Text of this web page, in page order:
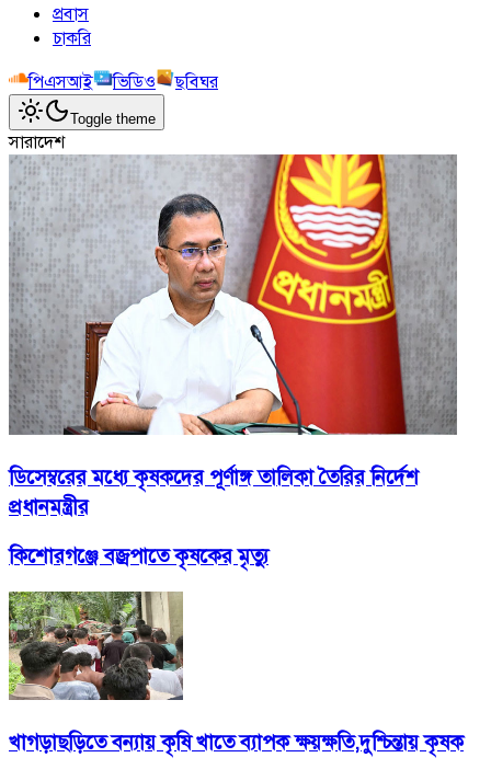
প্রবাস
চাকরি
পিএসআই
ভিডিও ছবিঘর
Toggle theme
সারাদেশ
ডিসেম্বরের মধ্যে কৃষকদের পূর্ণাঙ্গ তালিকা তৈরির নির্দেশ
প্রধানমন্ত্রীর
কিশোরগঞ্জে বজ্রপাতে কৃষকের মৃত্যু
খাগড়াছ‌ড়ি‌তে বন‌্যায় কৃষি খাতে ব্যাপক ক্ষয়ক্ষতি,দুশ্চিন্তায় কৃষক